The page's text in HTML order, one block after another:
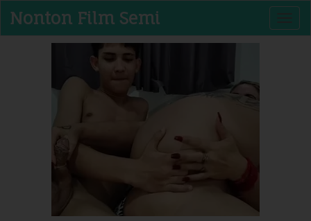
o
Nonton Film Semi